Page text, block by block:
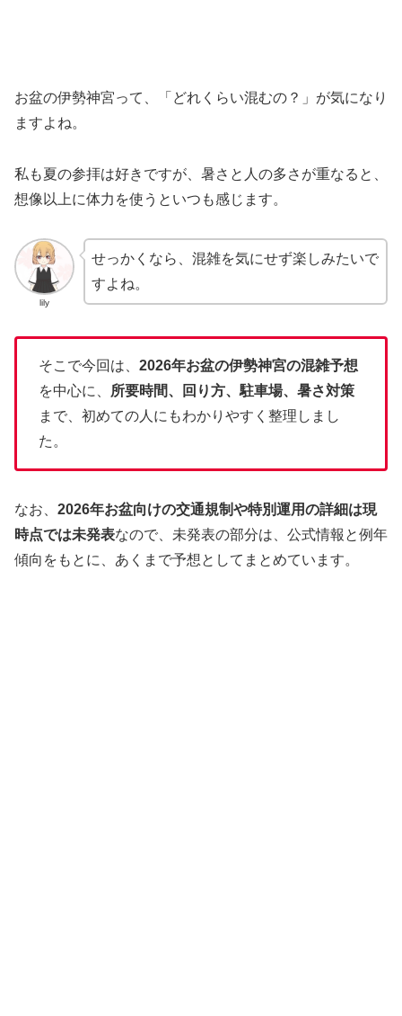
お盆の伊勢神宮って、「どれくらい混むの？」が気になり
ますよね。
私も夏の参拝は好きですが、暑さと人の多さが重なると、
想像以上に体力を使うといつも感じます。
lily
せっかくなら、混雑を気にせず楽しみたいで
すよね。
そこで今回は、 2026年お盆の伊勢神宮の混雑予想
を中心に、
所要時間、回り方、駐車場、暑さ対策
まで、初めての人にもわかりやすく整理しまし
た。
なお、 2026年お盆向けの交通規制や特別運用の詳細は現
時点では未発表なので、未発表の部分は、公式情報と例年
傾向をもとに、あくまで予想としてまとめています。